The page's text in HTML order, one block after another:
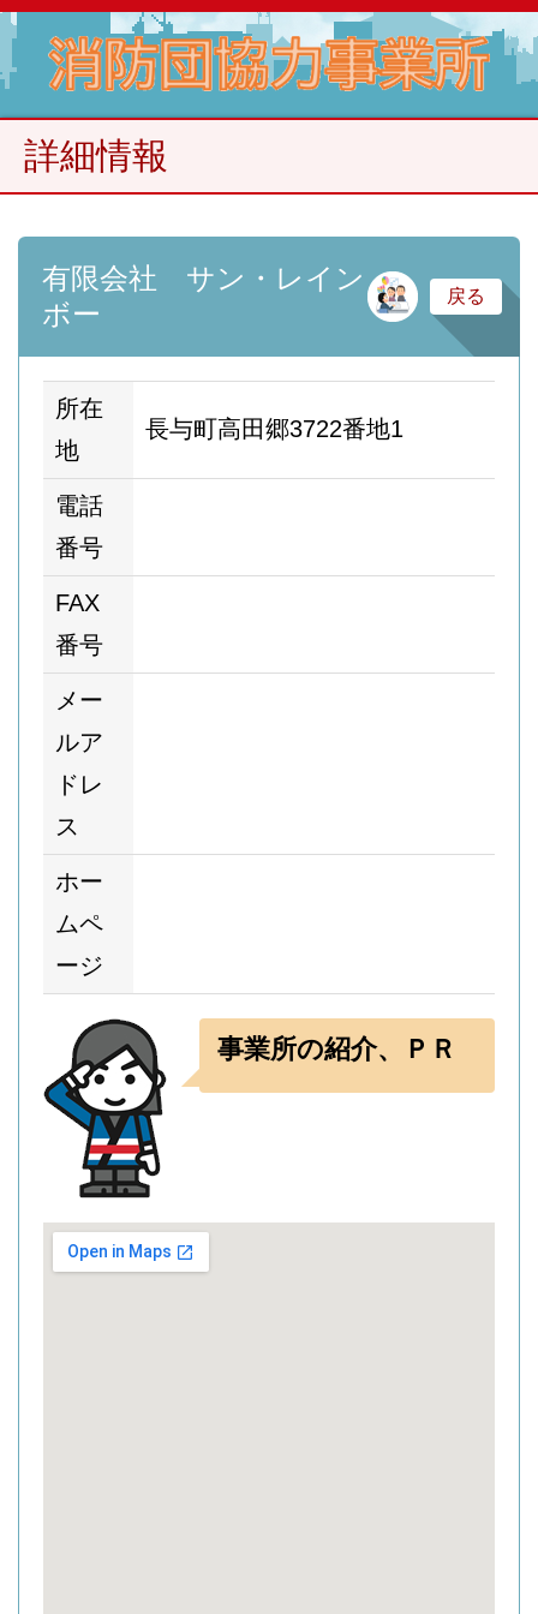
詳細情報
有限会社 サン・レイン
ボー
金
戻る
所在
地
長与町高田郷3722番地1
電話
番号
FAX
番号
メー
ルア
ドレ
ス
ホー
ムペ
ージ
事業所の紹介、ＰＲ